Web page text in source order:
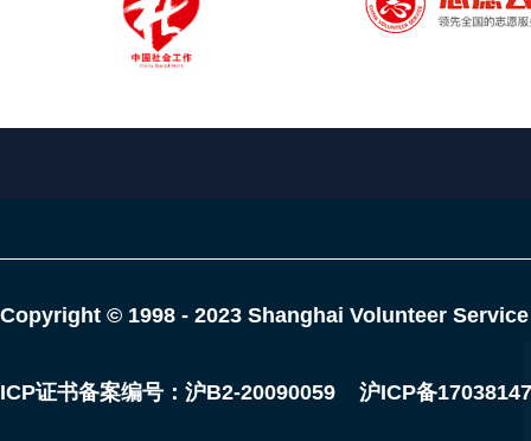
Copyright © 1998 - 2023 Shanghai Volunteer
ICP证书备案编号：沪B2-20090059 沪ICP备